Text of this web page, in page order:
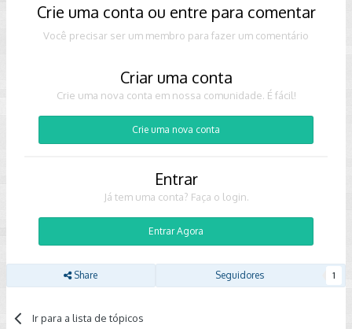
Crie uma conta ou entre para comentar
Você precisar ser um membro para fazer um comentário
Criar uma conta
Crie uma nova conta em nossa comunidade. É fácil!
Crie uma nova conta
Entrar
Já tem uma conta? Faça o login.
Entrar Agora
Share Seguidores 1
Ir para a lista de tópicos